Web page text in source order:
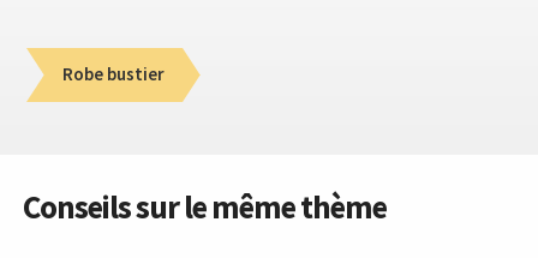
Robe bustier
Conseils sur le même thème